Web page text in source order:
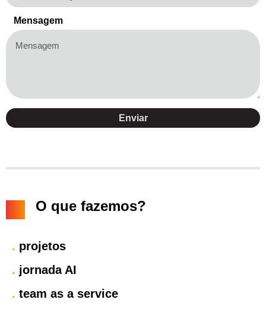
Mensagem
Enviar
O que fazemos?
. projetos
. jornada AI
. team as a service